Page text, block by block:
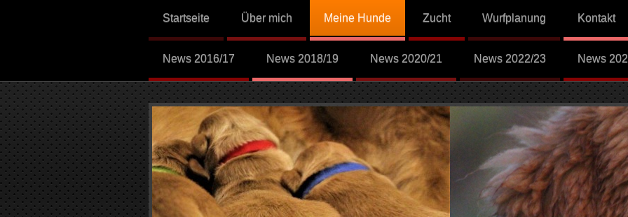
Startseite Über mich Meine Hunde Zucht Wurfplanung Kontakt
News 2016/17 News 2018/19 News 2020/21 News 2022/23 News